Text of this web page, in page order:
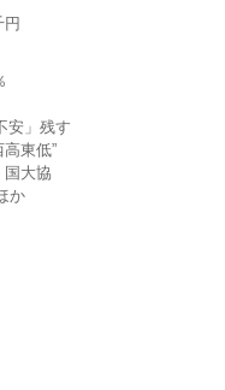
」残す
東低”
大協
か